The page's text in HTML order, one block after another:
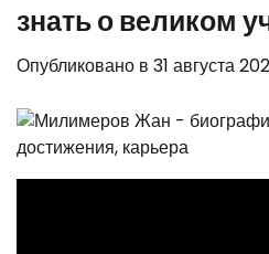
знать о великом
Опубликовано в 31 августа